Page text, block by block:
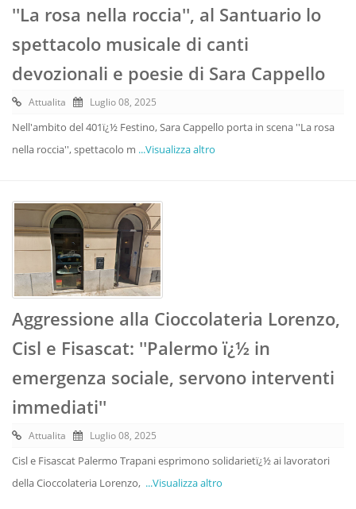
''La rosa nella roccia'', al Santuario lo
spettacolo musicale di canti
devozionali e poesie di Sara Cappello
Attualita Luglio 08, 2025
Nell'ambito del 401ï¿½ Festino, Sara Cappello porta in scena ''La rosa
nella roccia'', spettacolo m ...Visualizza altro
Aggressione alla Cioccolateria Lorenzo,
Cisl e Fisascat: ''Palermo ï¿½ in
emergenza sociale, servono interventi
immediati''
Attualita Luglio 08, 2025
Cisl e Fisascat Palermo Trapani esprimono solidarietï¿½ ai lavoratori
della Cioccolateria Lorenzo, ...Visualizza altro